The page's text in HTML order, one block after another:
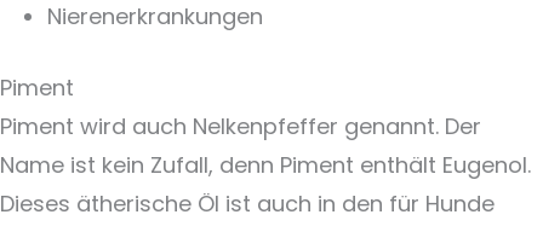
Nierenerkrankungen
Piment
Piment wird auch Nelkenpfeffer genannt. Der
Name ist kein Zufall, denn Piment enthält Eugenol.
Dieses ätherische Öl ist auch in den für Hunde